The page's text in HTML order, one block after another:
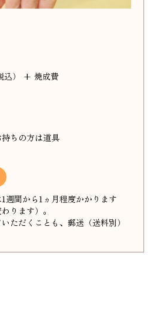
） + 焼成費
ちの方は道具
週間から1ヵ月程度かかります
ります）。
ただくことも、郵送（送料別）